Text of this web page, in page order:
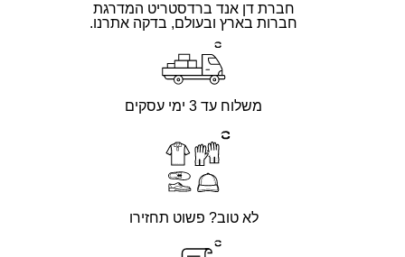
חברת דן אנד ברדסטריט המדרגת
חברות בארץ ובעולם, בדקה אתרנו.
משלוח עד 3 ימי עסקים
לא טוב? פשוט תחזירו